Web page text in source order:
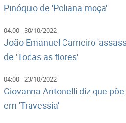
Pinóquio de 'Poliana moça'
04:00 - 30/10/2022
João Emanuel Carneiro
de 'Todas as flores'
04:00 - 23/10/2022
Giovanna Antonelli diz que
em 'Travessia'